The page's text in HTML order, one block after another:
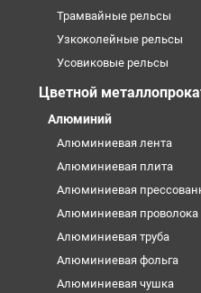
Трамвайные рельсы
Узкоколейные рельсы
Усовиковые рельсы
Цветной
Алюминий
Алюминиевая лента
Алюминиевая плита
Алюминиевая
Алюминиевая проволока
Алюминиевая труба
Алюминиевая фольга
Алюминиевая чушка